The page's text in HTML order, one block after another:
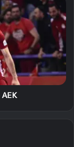
ΑΕΚ